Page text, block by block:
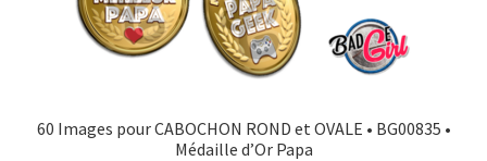
60 Images pour CABOCHON ROND et OVALE • BG00835 •
Médaille d’Or Papa